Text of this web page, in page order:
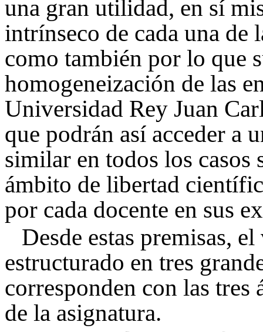
una gran utilidad, en sí
intrínseco de cada una de
como también por lo que
homogeneización de las
Universidad Rey Juan
que podrán así acceder a
similar en todos los
ámbito de libertad
por cada docente en sus
Desde estas premisas,
estructurado en tres
corresponden con las
de la asignatura.